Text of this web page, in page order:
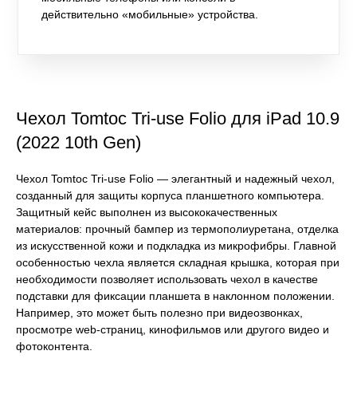
действительно «мобильные» устройства.
Чехол Tomtoc Tri-use Folio для iPad 10.9
(2022 10th Gen)
Чехол Tomtoc Tri-use Folio — элегантный и надежный чехол,
созданный для защиты корпуса планшетного компьютера.
Защитный кейс выполнен из высококачественных
материалов: прочный бампер из термополиуретана, отделка
из искусственной кожи и подкладка из микрофибры. Главной
особенностью чехла является складная крышка, которая при
необходимости позволяет использовать чехол в качестве
подставки для фиксации планшета в наклонном положении.
Например, это может быть полезно при видеозвонках,
просмотре web-страниц, кинофильмов или другого видео и
фотоконтента.